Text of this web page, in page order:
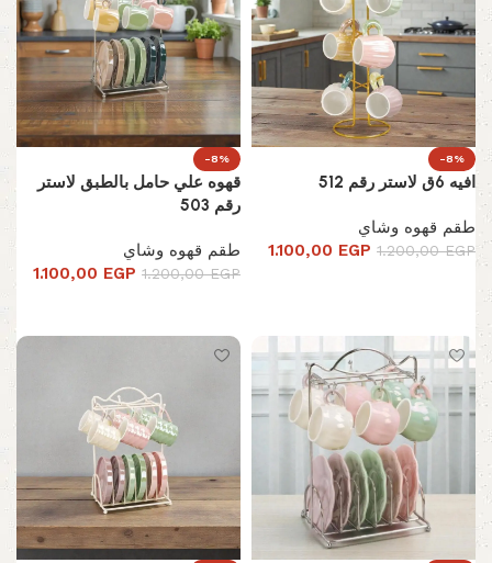
-8%
افيه 6ق لاستر رقم 512
طقم قهوه وشاي
1.200,00EGP
1.100,00 EGP
-8%
قهوه علي حامل بالطبق لاستر
رقم 503
طقم قهوه وشاي
1.200,00EGP
1.100,00 EGP